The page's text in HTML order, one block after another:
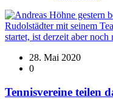
28. Mai 2020
0
Tennisvereine teilen